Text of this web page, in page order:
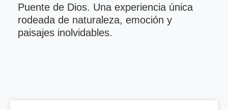
Puente de Dios. Una experiencia única
rodeada de naturaleza, emoción y
paisajes inolvidables.